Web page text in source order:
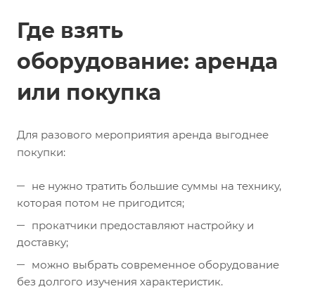
Где взять
оборудование: аренда
или покупка
Для разового мероприятия аренда выгоднее
покупки:
не нужно тратить большие суммы на технику,
которая потом не пригодится;
прокатчики предоставляют настройку и
доставку;
можно выбрать современное оборудование
без долгого изучения характеристик.